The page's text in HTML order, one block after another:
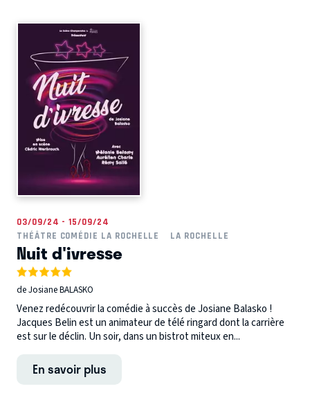
03/09/24 - 15/09/24
THÉÂTRE COMÉDIE LA ROCHELLE
LA ROCHELLE
Nuit d'ivresse
de Josiane BALASKO
Venez redécouvrir la comédie à succès de Josiane Balasko !
Jacques Belin est un animateur de télé ringard dont la carrière
est sur le déclin. Un soir, dans un bistrot miteux en...
En savoir plus